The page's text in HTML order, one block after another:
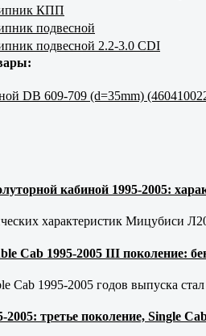
КПП
подвесной
подвесной 2.2-3.0 CDI
DB 609-709 (d=35mm)
кабиной 1995-2005:
характеристик Мицубиси
Cab 1995-2005 III поколение:
Cab 1995-2005 годов выпуска
третье поколение, Single